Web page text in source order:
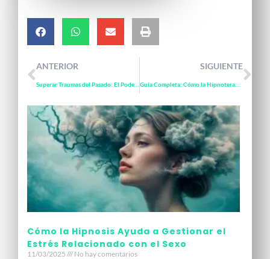
ANTERIOR SIGUIENTE
Cómo la Hipnosis Ayuda a Gestionar el
Estrés Relacionado con el Sexo​
11/03/2025 No hay comentarios